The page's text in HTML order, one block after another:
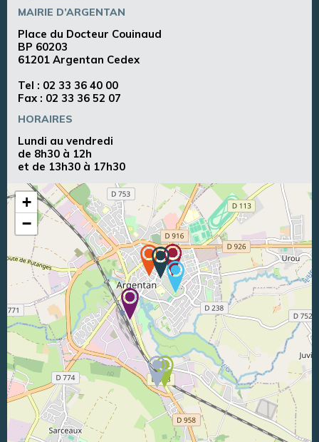
MAIRIE D’ARGENTAN
Place du Docteur Couinaud
BP 60203
61201 Argentan Cedex
Tel : 02 33 36 40 00
Fax : 02 33 36 52 07
HORAIRES
Lundi au vendredi
de 8h30 à 12h
et de 13h30 à 17h30
+
−